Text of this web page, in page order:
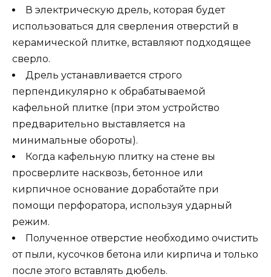
В электрическую дрель, которая будет
использоваться для сверления отверстий в
керамической плитке, вставляют подходящее
сверло.
Дрель устанавливается строго
перпендикулярно к обрабатываемой
кафельной плитке (при этом устройство
предварительно выставляется на
минимальные обороты).
Когда кафельную плитку на стене вы
просверлите насквозь, бетонное или
кирпичное основание доработайте при
помощи перфоратора, используя ударный
режим.
Полученное отверстие необходимо очистить
от пыли, кусочков бетона или кирпича и только
после этого вставлять дюбель.